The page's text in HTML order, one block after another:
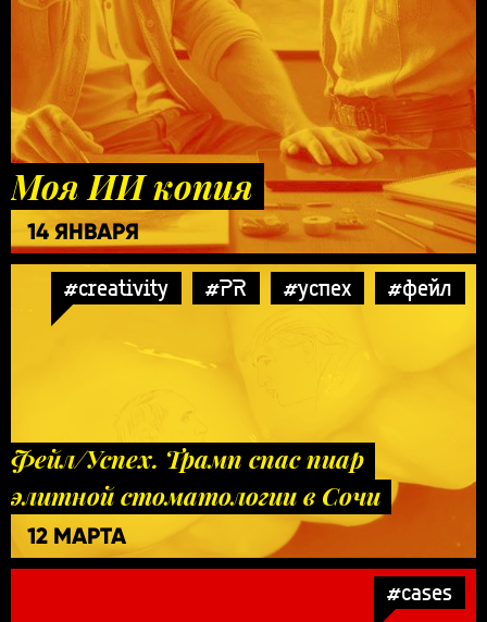
Моя ИИ копия
14 ЯНВАРЯ
#creativity #PR #успех #фейл
Фейл/Успех. Трамп спас пиар
элитной стоматологии в Сочи
12 МАРТА
#cases